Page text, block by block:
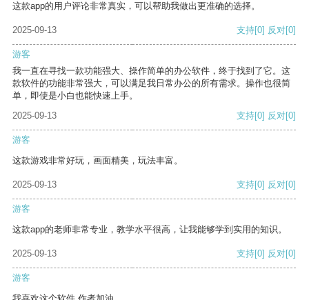
这款app的用户评论非常真实，可以帮助我做出更准确的选择。
2025-09-13 支持[0] 反对[0]
游客
我一直在寻找一款功能强大、操作简单的办公软件，终于找到了它。这
款软件的功能非常强大，可以满足我日常办公的所有需求。操作也很简
单，即使是小白也能快速上手。
2025-09-13
支持[0] 反对[0]
游客
这款游戏非常好玩，画面精美，玩法丰富。
2025-09-13 支持[0] 反对[0]
游客
这款app的老师非常专业，教学水平很高，让我能够学到实用的知识。
2025-09-13 支持[0] 反对[0]
游客